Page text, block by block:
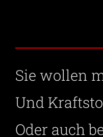
Sie wollen
Und
Oder auch